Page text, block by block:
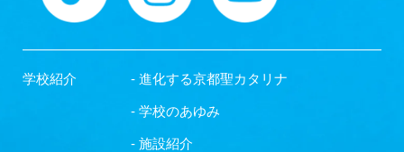
学校紹介 - 進化する京都聖カタリナ
- 学校のあゆみ
- 施設紹介